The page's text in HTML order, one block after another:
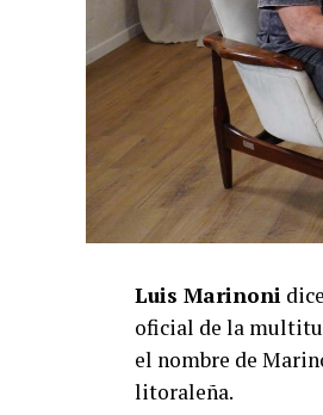
Luis Marinoni
oficial de la
el nombre de
litoraleña.